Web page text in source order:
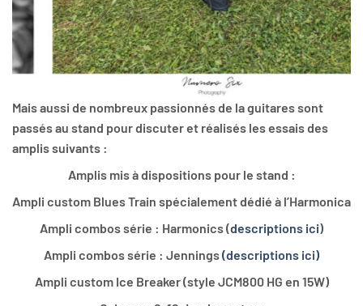
Mais aussi de nombreux passionnés de la guitares sont
passés au stand pour discuter et réalisés les essais des
amplis suivants :
Amplis mis à dispositions pour le stand :
Ampli custom Blues Train spécialement dédié à l’Harmonica
Ampli combos série : Harmonics (descriptions ici)
Ampli combos série : Jennings(descriptions ici)
Ampli custom Ice Breaker (style JCM800 HG en 15W)